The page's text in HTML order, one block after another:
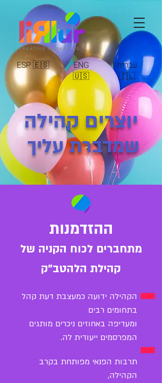
ENG
🇺🇸
עברית
🇮🇱
ESP 🇪🇸
יוצרים קהילה
שמדברת עליך
ההזדמנות
מתחברים לכוח הקניה של
קהילת הלהטב"ק
הקהילה ידועה כמעצבת דעת קהל
בתחומים רבים
ומעדיפה באחוזים ניכרים מותגים
המפרסמים ייעודית לה.
תרבות הפנאי מפותחת בקרב
הקהילה,